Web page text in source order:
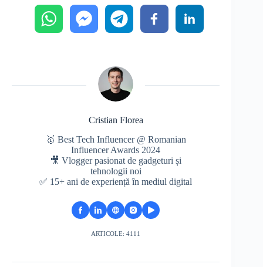
Cristian Florea
🥇 Best Tech Influencer @ Romanian
Influencer Awards 2024
🎥 Vlogger pasionat de gadgeturi și
tehnologii noi
✅ 15+ ani de experiență în mediul digital
ARTICOLE: 4111